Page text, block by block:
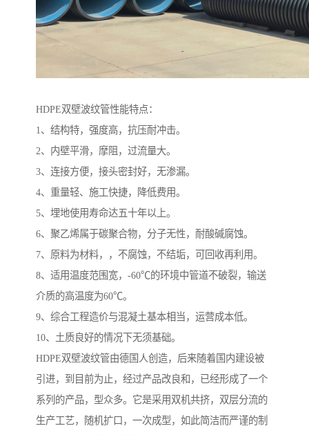
HDPE双壁波纹管性能特点：
1、结构特，强度高，抗压耐冲击。
2、内壁平滑，摩阻，过流量大。
3、连接方便，接头密封好，无渗漏。
4、重量轻、施工快捷，降低费用。
5、埋地使用寿命达五十年以上。
6、聚乙烯属于碳聚合物，分子无性，耐酸碱腐蚀。
7、原料为材料，，不腐蚀，不结垢，可回收再利用。
8、适用温度范围宽，-60℃的环境中管道不破裂，输送
介质的高温度为60℃。
9、综合工程造价与混凝土基本相当，运营成本低。
10、土质良好的情况下无须基础。
HDPE双壁波纹管由德国人创造，后来随着国内建设被
引进，到目前为止，经过产品改良和，已经形成了一个
系列的产品，型众多。它是采用双机共挤，双层分流的
生产工艺，随机扩口，一次成型，如此简洁而严谨的制